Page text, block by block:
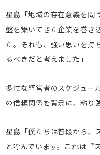
星島 「地域の存在意義を
盤を築いてきた企業を巻き
た。それも、強い思いを持
るべきだと考えました」
多忙な経営者のスケジュー
の信頼関係を背景に、粘り
星島 「僕たちは普段から
と呼んでいます。これは『